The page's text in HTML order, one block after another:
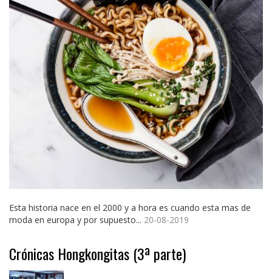
Esta historia nace en el 2000 y a hora es cuando esta mas de
moda en europa y por supuesto... 20-08-2019
Crónicas Hongkongitas (3ª parte)